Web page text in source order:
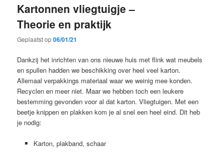
Kartonnen vliegtuigje –
Theorie en praktijk
Geplaatst op06/01/21
Dankzij het inrichten van ons nieuwe huis met flink wat meubels
en spullen hadden we beschikking over heel veel karton.
Allemaal verpakkings materiaal waar we weinig mee konden.
Recyclen en meer niet. Maar we hebben toch een leukere
bestemming gevonden voor al dat karton. Vliegtuigen. Met een
beetje knippen en plakken kom je al snel een heel eind. Dit heb
je nodig:
Karton, plakband, schaar